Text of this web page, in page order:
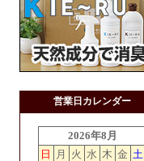
営業日カレンダー
2026年8月
日
月 火 水 木 金 土